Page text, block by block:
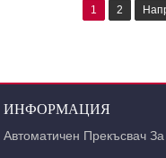
1 2
ИНФОРМАЦИЯ
Автоматичен Прекъсвач